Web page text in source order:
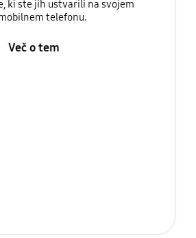
ki ste jih ustvarili na svojem
telefonu.
Več o tem